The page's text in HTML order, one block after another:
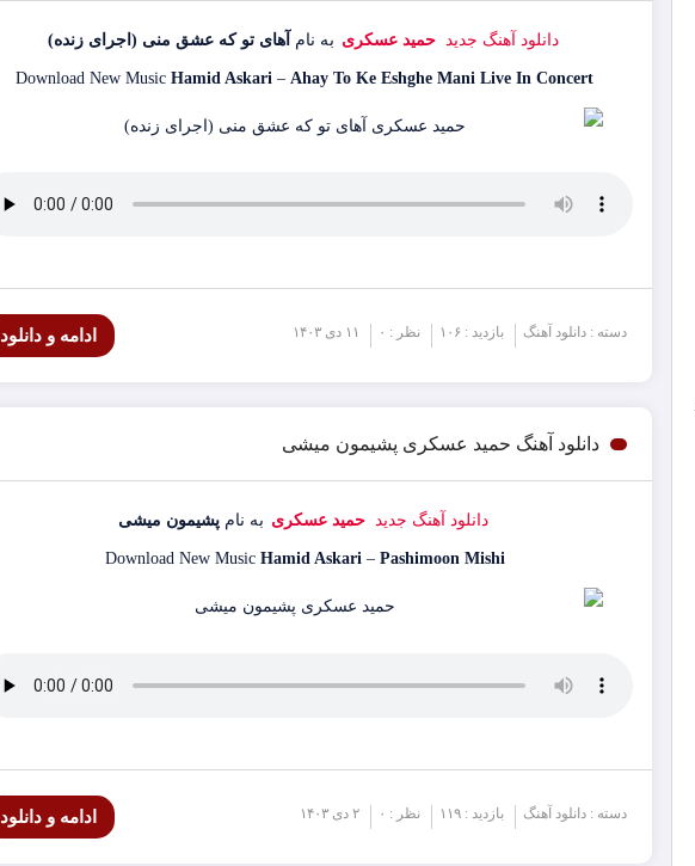
دانلود آهنگ جدید حمید عسکری به نام آهای تو که عشق منی (اجرای زنده)
Download New MusicHamid Askari – Ahay To Ke Eshghe Mani Live In Concert
دسته : دانلود آهنگ بازدید : ۱۰۶ نظر : ۰ ۱۱ دی ۱۴۰۳ ادامه و دانلود
دانلود آهنگ حمید عسکری پشیمون میشی
دانلود آهنگ جدید حمید عسکری به نام پشیمون میشی
Download New Music Hamid Askari– Pashimoon Mishi
دسته : دانلود آهنگ بازدید : ۱۱۹ نظر : ۰ ۲ دی ۱۴۰۳ ادامه و دانلود